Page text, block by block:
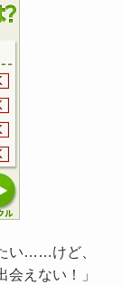
い……けど、
えない！」